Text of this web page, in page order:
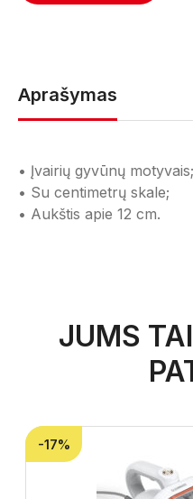
Aprašymas
• Įvairių gyvūnų motyvais;
• Su centimetrų skale;
• Aukštis apie 12 cm.
JUMS
-17%